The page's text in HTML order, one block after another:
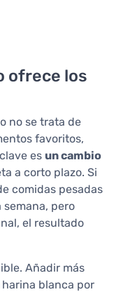
ofrece los
no se trata de
favoritos,
es un cambio
a corto plazo. Si
comidas pesadas
pero
el resultado
Añadir más
blanca por